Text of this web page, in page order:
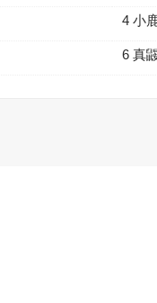
4 小
6 真